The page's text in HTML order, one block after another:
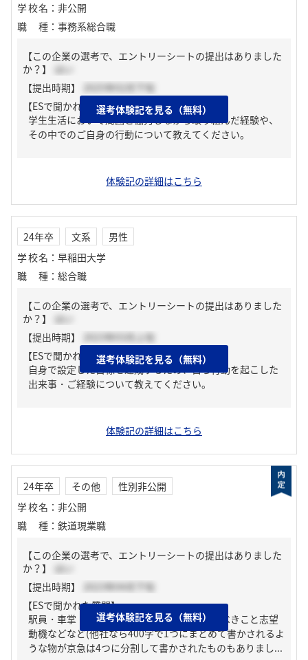
学校名 ： 非公開
職種 ： 事務系総合職
【この企業の選考で、エントリーシートの提出はありました
か？】
はい
【提出時期】
2025年02月下旬
【ESで聞かれた質問】
学生生活において周囲と協力しながら取り組んだ経験や、
その中でのご自身の行動について教えてください。
体験記の詳細はこちら
選考体験記を見る（無料）
24年卒 文系
男性
学校名 ： 早稲田大学
職種 ： 総合職
【この企業の選考で、エントリーシートの提出はありました
か？】
はい
【提出時期】
2023年03月上旬
【ESで聞かれた質問】
自身で設定した目標を達成するため、自ら行動を起こした
出来事・ご経験について教えてください。
体験記の詳細はこちら
選考体験記を見る（無料）
24年卒 その他
性別非公開
学校名 ： 非公開
職種 ： 鉄道現業職
【この企業の選考で、エントリーシートの提出はありました
か？】
はい
【提出時期】
2023年04月下旬
【ESで聞かれた質問】
駅員・車掌・運転士として働く上で大切にすべきこと志望
動機などなど(他社なら400字で1つにまとめて書かされるよ
うな物が京急は4つに分割して書かされたものもありまし...
選考体験記を見る（無料）